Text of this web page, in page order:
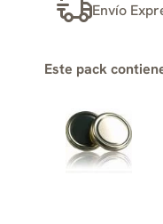
Envío
Este pack